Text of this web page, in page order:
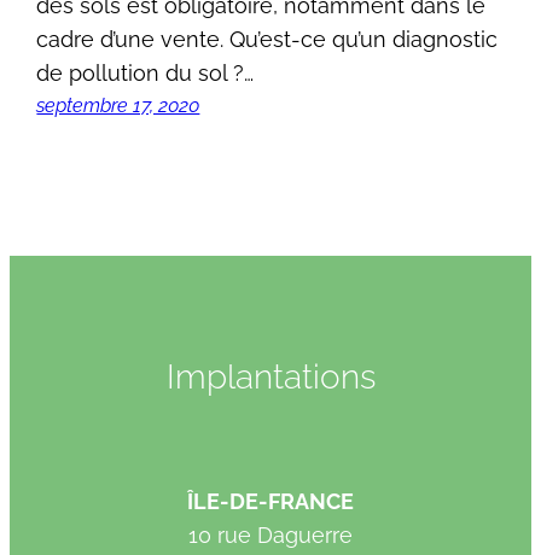
des sols est obligatoire, notamment dans le
cadre d’une vente. Qu’est-ce qu’un diagnostic
de pollution du sol ?…
septembre 17, 2020
Implantations
ÎLE-DE-FRANCE
10 rue Daguerre